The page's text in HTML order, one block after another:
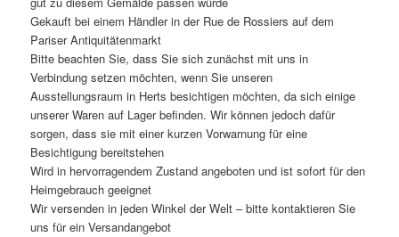
Gekauft bei einem Händler in der Rue de Rossiers auf dem
Pariser Antiquitätenmarkt
Bitte beachten Sie, dass Sie sich zunächst mit uns in
Verbindung setzen möchten, wenn Sie unseren
Ausstellungsraum in Herts besichtigen möchten, da sich einige
unserer Waren auf Lager befinden. Wir können jedoch dafür
sorgen, dass sie mit einer kurzen Vorwarnung für eine
Besichtigung bereitstehen
Wird in hervorragendem Zustand angeboten und ist sofort für den
Heimgebrauch geeignet
Wir versenden in jeden Winkel der Welt – bitte kontaktieren Sie
uns für ein Versandangebot